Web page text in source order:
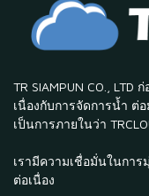
TR SIAMPUN CO., LTD
เนื่องกับการจัดการน้ำ ต่
เป็นการภายในว่า
เรามีความเชื่อมั่นในกา
ต่อเนื่อง